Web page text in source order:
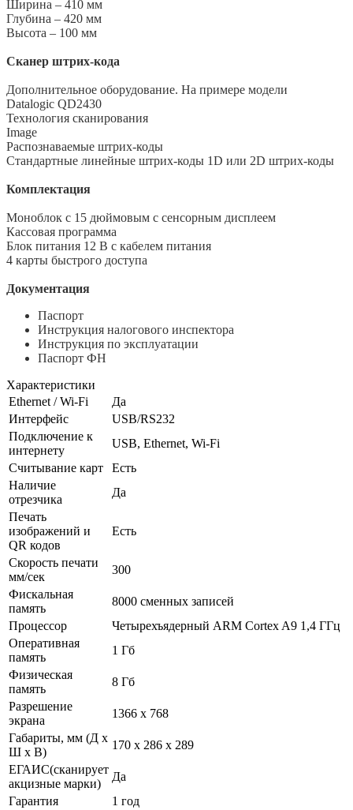
Ширина – 410 мм
Глубина – 420 мм
Высота – 100 мм
Сканер штрих-кода
Дополнительное оборудование. На примере модели
Datalogic QD2430
Технология сканирования
Image
Распознаваемые штрих-коды
Cтандартные линейные штрих-коды 1D или 2D штрих-коды
Комплектация
Моноблок с 15 дюймовым с сенсорным дисплеем
Кассовая программа
Блок питания 12 В с кабелем питания
4 карты быстрого доступа
Документация
Паспорт
Инструкция налогового инспектора
Инструкция по эксплуатации
Паспорт ФН
Характеристики
Ethernet / Wi-Fi
Да
Интерфейс
USB/RS232
Подключение к
интернету
USB, Ethernet, Wi-Fi
Считывание карт
Есть
Наличие
отрезчика
Да
Печать
изображений и
QR кодов
Есть
Скорость печати
мм/сек
300
Фискальная
память
8000 сменных записей
Процессор
Четырехъядерный ARM Cortex A9 1,4 ГГц
Оперативная
память
1 Гб
Физическая
память
8 Гб
Разрешение
экрана
1366 x 768
Габариты, мм (Д x
Ш x В)
170 x 286 x 289
ЕГАИС(сканирует
акцизные марки)
Да
Гарантия
1 год